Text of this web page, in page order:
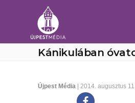
Kánikulában
Újpest Média | 2014. augusztus